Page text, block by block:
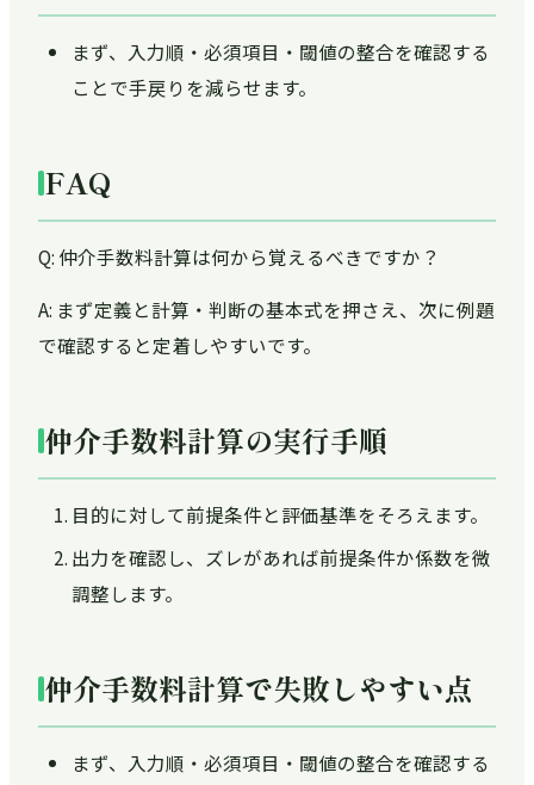
まず、入力順・必須項目・閾値の整合を確認する
ことで手戻りを減らせます。
FAQ
Q: 仲介手数料計算は何から覚えるべきですか？
A: まず定義と計算・判断の基本式を押さえ、次に例題
で確認すると定着しやすいです。
仲介手数料計算の実行手順
目的に対して前提条件と評価基準をそろえます。
出力を確認し、ズレがあれば前提条件か係数を微
調整します。
仲介手数料計算で失敗しやすい点
まず、入力順・必須項目・閾値の整合を確認する